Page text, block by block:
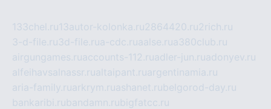
133chel.ru13autor-kolonka.ru2864420.ru2rich.ru
3-d-file.ru3d-file.rua-cdc.ruaalse.rua380club.ru
airgungames.ruaccounts-112.ruadler-jun.ruadonyev.ru
alfeihavsalnassr.rualtaipant.ruargentinamia.ru
aria-family.ruarkrym.ruashanet.rubelgorod-day.ru
bankaribi.rubandamn.rubigfatcc.ru